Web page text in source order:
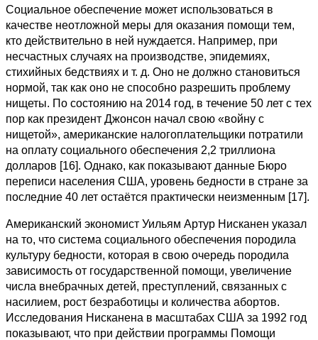
Социальное обеспечение может использоваться в
качестве неотложной меры для оказания помощи тем,
кто действительно в ней нуждается. Например, при
несчастных случаях на производстве, эпидемиях,
стихийных бедствиях и т. д. Оно не должно становиться
нормой, так как оно не способно разрешить проблему
нищеты. По состоянию на 2014 год, в течение 50 лет с тех
пор как президент Джонсон начал свою «войну с
нищетой», американские налогоплательщики потратили
на оплату социального обеспечения 2,2 триллиона
долларов [16]. Однако, как показывают данные Бюро
переписи населения США, уровень бедности в стране за
последние 40 лет остаётся практически неизменным [17].
Американский экономист Уильям Артур Нисканен указал
на то, что система социального обеспечения породила
культуру бедности, которая в свою очередь породила
зависимость от государственной помощи, увеличение
числа внебрачных детей, преступлений, связанных с
насилием, рост безработицы и количества абортов.
Исследования Нисканена в масштабах США за 1992 год
показывают, что при действии программы Помощи